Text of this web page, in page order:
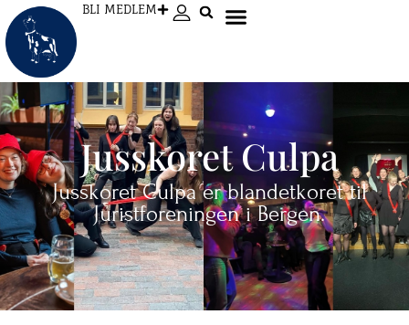
Hopp
rett
til
innholdet
BLI MEDLEM
Jusskoret Culpa
Jusskoret Culpaer blandetkoret til
Juristforeningen i Bergen.